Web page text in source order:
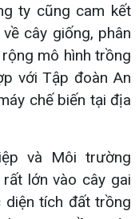
ty cũng cam kết
cây giống, phân
mô hình trồng
với Tập đoàn An
chế biến tại địa
và Môi trường
lớn vào cây gai
diện tích đất trồng